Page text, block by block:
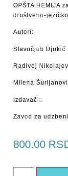
OPŠTA HEMIJA
društveno-
Autori:
Slavočjub Djukić
Radivoj
Milena
Izdavač :
Zavod za
800.00